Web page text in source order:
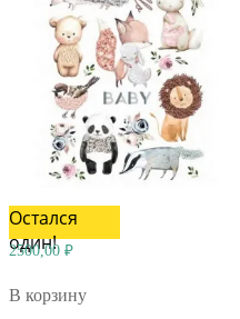
Остался
один!
2500,00 ₽
В корзину